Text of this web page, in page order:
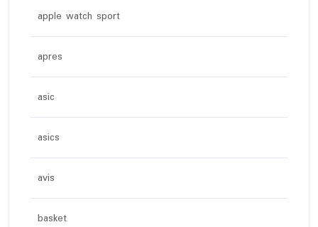
apple watch sport
apres
asic
asics
avis
basket